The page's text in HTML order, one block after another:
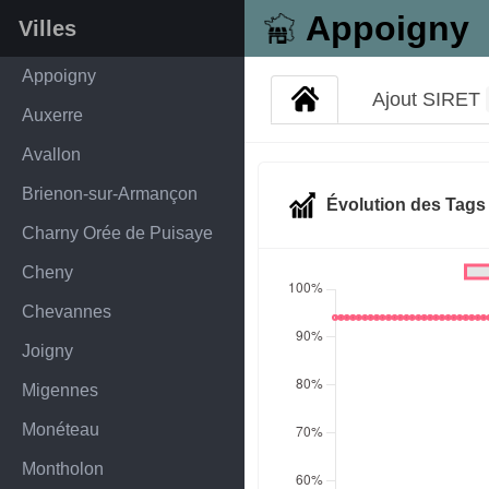
Appoigny
Villes
Appoigny
Auxerre
Avallon
Brienon-sur-Armançon
Charny Orée de Puisaye
Cheny
Chevannes
Joigny
Migennes
Monéteau
Montholon
Ajout SIRET
Évolution des